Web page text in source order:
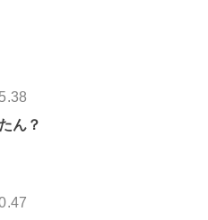
ん？